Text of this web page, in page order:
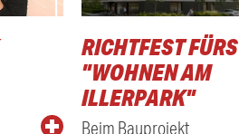
RICHTFEST FÜRS
"WOHNEN AM
ILLERPARK"
Beim Bauprojekt